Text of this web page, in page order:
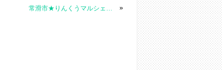
常滑市★りんくうマルシェで踊りました♪ »